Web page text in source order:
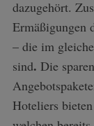
dazugehört.
Ermäßigungen
– die im
sind. Die
Hoteliers